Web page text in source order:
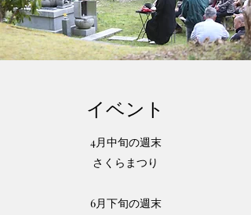
​イベント
4月中旬の週末
さくらまつり
6月下旬の週末